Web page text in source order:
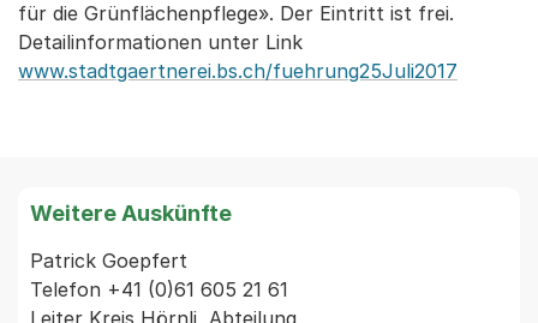
für die Grünflächenpflege». Der Eintritt ist frei.
Detailinformationen unter Link
www.stadtgaertnerei.bs.ch/fuehrung25Juli2017
Weitere Auskünfte
Patrick Goepfert
Telefon +41 (0)61 605 21 61
Leiter Kreis Hörnli, Abteilung